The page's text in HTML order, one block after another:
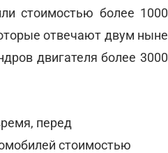
стоимостью более 1000
отвечают двум ныне
двигателя более 3000
перед
стоимостью